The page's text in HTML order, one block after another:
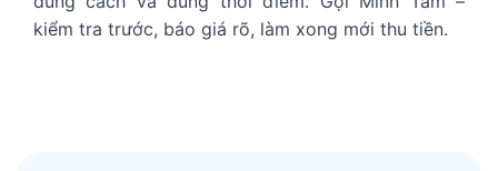
kiểm tra trước, báo giá rõ, làm xong mới thu tiền.